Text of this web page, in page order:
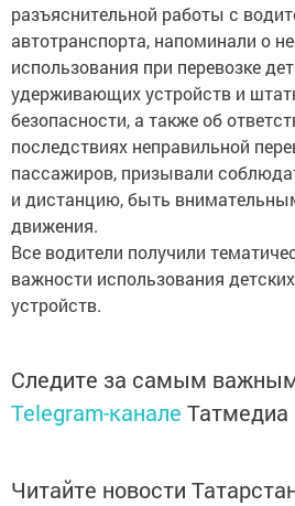
разъяснительной работы с
автотранспорта, напоминали о
использования при перевозке
удерживающих устройств и
безопасности, а также об
последствиях неправильной
пассажиров, призывали
и дистанцию, быть
движения.
Все водители получили
важности использования
устройств.
Следите за самым
Telegram-канале Татмедиа
Читайте новости